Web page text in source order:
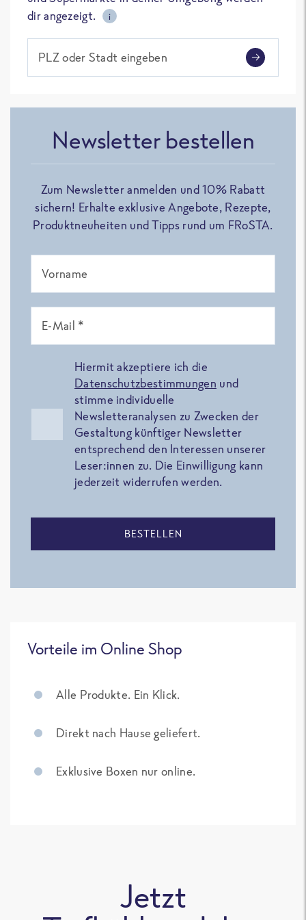
dir angezeigt.
i
PLZ oder Stadt eingeben
Newsletter bestellen
Zum Newsletter anmelden und 10% Rabatt
sichern! Erhalte exklusive Angebote, Rezepte,
Produktneuheiten und Tipps rund um FRoSTA.
Vorname
E-Mail *
Hiermit akzeptiere ich die
Datenschutzbestimmungen und
stimme individuelle
Newsletteranalysen zu Zwecken der
Gestaltung künftiger Newsletter
entsprechend den Interessen unserer
Leser:innen zu. Die Einwilligung kann
jederzeit widerrufen werden.
BESTELLEN
Vorteile im Online Shop
Alle Produkte. Ein Klick.
Direkt nach Hause geliefert.
Exklusive Boxen nur online.
Jetzt